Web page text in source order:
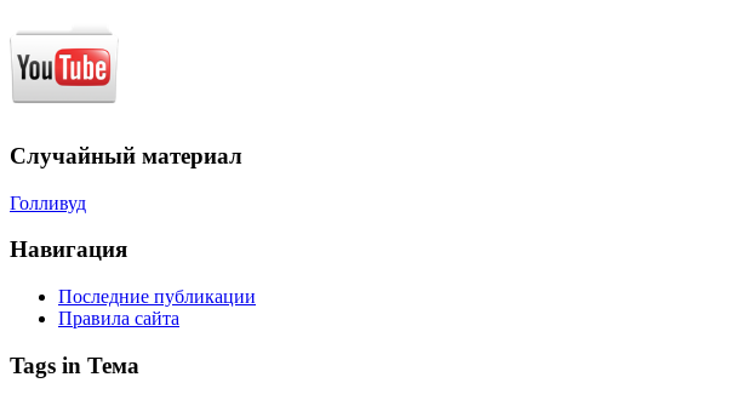
Случайный материал
Голливуд
Навигация
Последние публикации
Правила сайта
Tags in Тема